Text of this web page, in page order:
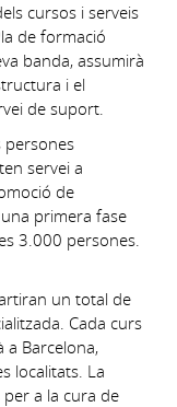
cursos i serveis
de formació
banda, assumirà
i el
de suport.
persones
servei a
de
una primera fase
3.000 persones.
un total de
Cada curs
a Barcelona,
localitats. La
a la cura de